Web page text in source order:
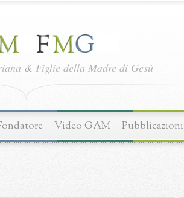
& Figlie della Madre di Gesù
Video GAM Pubblicazioni